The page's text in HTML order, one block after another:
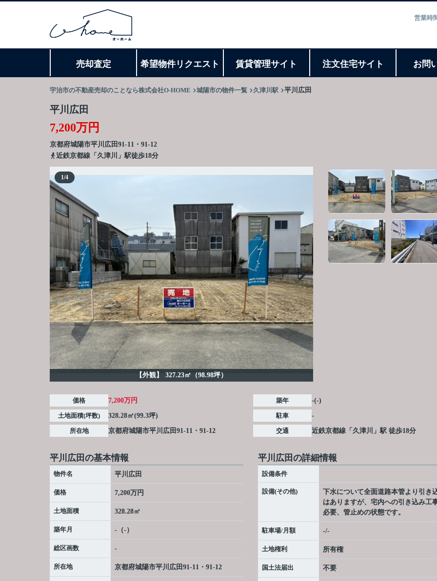
営業時
売却査定 希望物件リクエスト 賃貸管理サイト 注文住宅サイト お問
宇治市の不動産売却のことなら株式会社O-HOME 城陽市の物件一覧 久津川駅 平川広田
平川広田
7,200万円
京都府城陽市平川 広田91-11・91-12
近鉄京都線「久津川」駅徒歩18分
1/4
【外観】 327.23㎡（98.98坪）
価格 7,200万円
土地面積(坪数) 328.28㎡(99.3坪)
所在地 京都府城陽市平川 広田91-11・91-12
築年 -(-)
駐車 -
交通 近鉄京都線 「 久津川 」駅 徒歩18分
平川広田の基本情報
物件名 平川広田
価格 7,200万円
土地面積 328.28㎡
築年月 -（-）
総区画数 -
所在地 京都府城陽市平川 広田91-11・91-12
平川広田の詳細情報
設備条件
設備(その他)
下水について全面道路本管より引き
はありますが、宅内への引き込み工
必要、管止めの状態です。
駐車場/月額 -/-
土地権利 所有権
国土法届出 不要